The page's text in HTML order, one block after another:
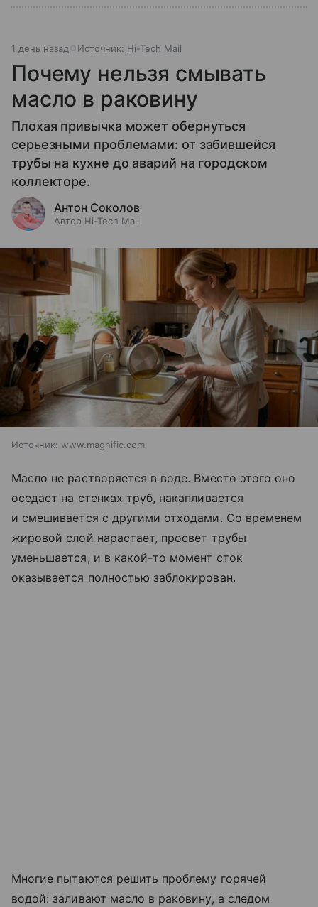
1 день назад Источник: Hi-Tech Mail
Почему нельзя смывать
масло в раковину
Плохая привычка может обернуться
серьезными проблемами: от забившейся
трубы на кухне до аварий на городском
коллекторе.
Антон Соколов
Автор Hi-Tech Mail
Источник: www.magnific.com
Масло не растворяется в воде. Вместо этого оно
оседает на стенках труб, накапливается
и смешивается с другими отходами. Со временем
жировой слой нарастает, просвет трубы
уменьшается, и в какой-то момент сток
оказывается полностью заблокирован.
Многие пытаются решить проблему горячей
водой: заливают масло в раковину, а следом